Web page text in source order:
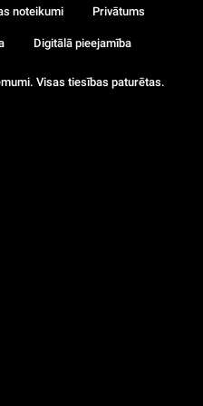
Visas tiesības paturētas.
noteikumi Privātums
Digitālā pieejamība